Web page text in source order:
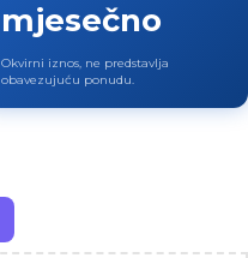
mjesečno
Okvirni iznos, ne predstavlja
obavezujuću ponudu.